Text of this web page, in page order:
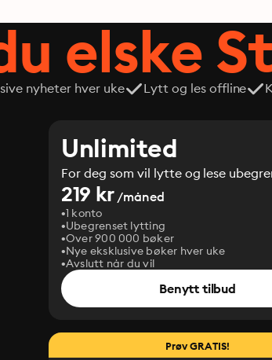
elske
nyheter hver uke Lytt og les offline
Unlimited
For deg som vil lytte og lese
219 kr/måned
1 konto
Ubegrenset lytting
Over 900 000 bøker
Nye eksklusive bøker hver uke
Avslutt når du vil
Benytt tilbud
Prøv GRATIS!